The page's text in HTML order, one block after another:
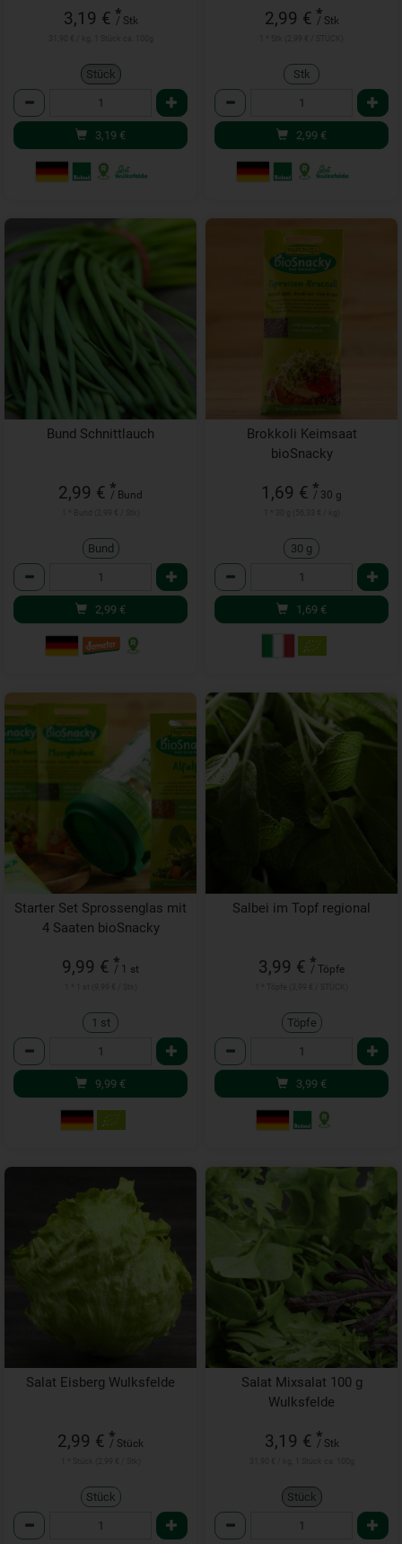
3,19 € *
/ Stk
Stück
Anzahl
3,19 €
2,99 € *
/ Stk
Stk
Anzahl
2,99 €
Bund Schnittlauch
2,99 € *
/ Bund
Bund
Anzahl
2,99 €
Brokkoli Keimsaat
bioSnacky
1,69 € *
/ 30 g
30 g
Anzahl
1,69 €
Starter Set Sprossenglas mit
4 Saaten bioSnacky
9,99 € *
/ 1 st
1 st
Anzahl
9,99 €
Salbei im Topf regional
3,99 € *
/ Töpfe
Töpfe
Anzahl
3,99 €
Salat Eisberg Wulksfelde
2,99 € *
/ Stück
Stück
Anzahl
Salat Mixsalat 100 g
Wulksfelde
3,19 € *
/ Stk
Stück
Anzahl